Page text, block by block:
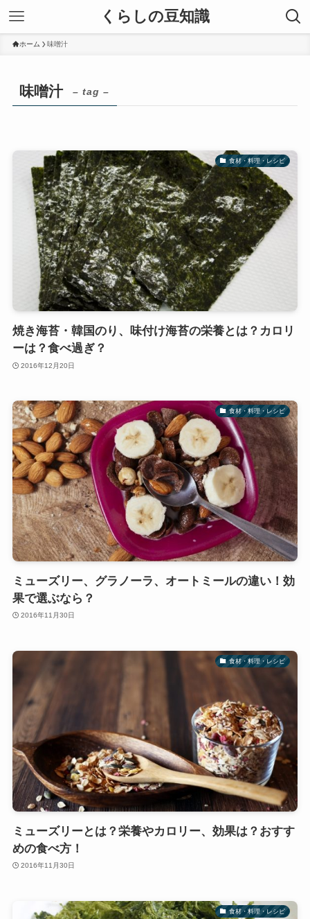
くらしの豆知識
ホーム 味噌汁
味噌汁 – tag –
食材・料理・レシピ
焼き海苔・韓国のり、味付け海苔の栄養とは？カロリ
ーは？食べ過ぎ？
2016年12月20日
食材・料理・レシピ
ミューズリー、グラノーラ、オートミールの違い！効
果で選ぶなら？
2016年11月30日
食材・料理・レシピ
ミューズリーとは？栄養やカロリー、効果は？おすす
めの食べ方！
2016年11月30日
食材・料理・レシピ